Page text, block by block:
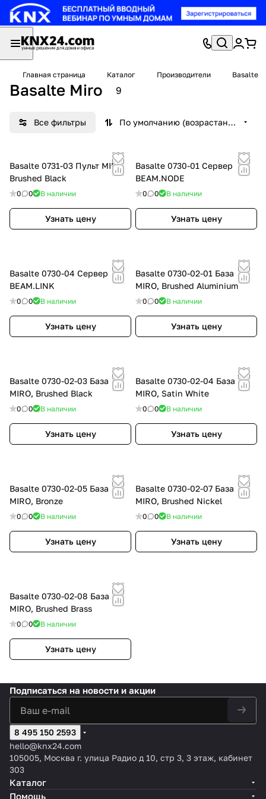
Главная страница Каталог Производители Basalte
Basalte Miro 9
Все фильтры По умолчанию (возрастание)
Basalte 0731-03 Пульт MIRO,
Brushed Black
0 0 В наличии
Узнать цену
Basalte 0730-01 Сервер
BEAM.NODE
0 0 В наличии
Узнать цену
Basalte 0730-04 Сервер
BEAM.LINK
0 0 В наличии
Узнать цену
Basalte 0730-02-01 База
MIRO, Brushed Aluminium
0 0 В наличии
Узнать цену
Basalte 0730-02-03 База
MIRO, Brushed Black
0 0 В наличии
Узнать цену
Basalte 0730-02-04 База
MIRO, Satin White
0 0 В наличии
Узнать цену
Basalte 0730-02-05 База
MIRO, Bronze
0 0 В наличии
Узнать цену
Basalte 0730-02-07 База
MIRO, Brushed Nickel
0 0 В наличии
Узнать цену
Basalte 0730-02-08 База
MIRO, Brushed Brass
0 0 В наличии
Узнать цену
Подписаться на новости и акции
8 495 150 2593
hello@knx24.com
105005, Москва г. улица Радио д 10, стр 3, 3 этаж, кабинет
303
Каталог
Помощь